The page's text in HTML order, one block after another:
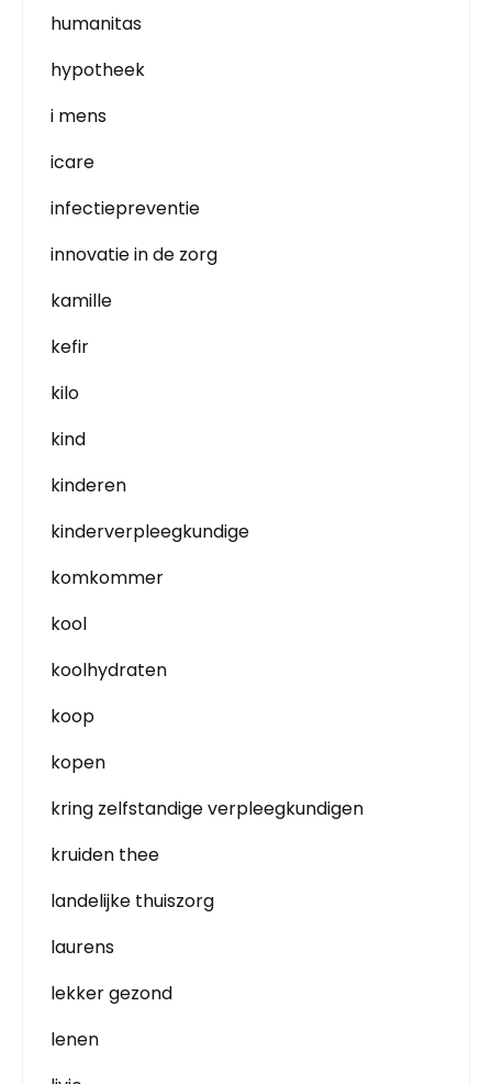
humanitas
hypotheek
i mens
icare
infectiepreventie
innovatie in de zorg
kamille
kefir
kilo
kind
kinderen
kinderverpleegkundige
komkommer
kool
koolhydraten
koop
kopen
kring zelfstandige verpleegkundigen
kruiden thee
landelijke thuiszorg
laurens
lekker gezond
lenen